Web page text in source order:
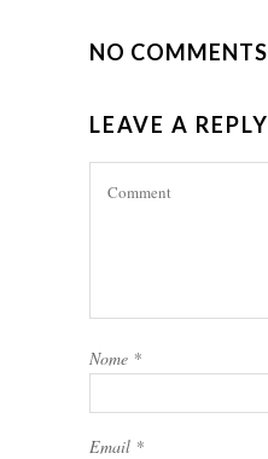
NO COMMENTS
LEAVE A REPLY
Nome *
Email *